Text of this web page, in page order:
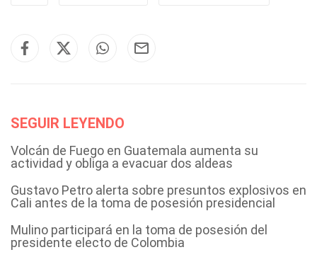
SEGUIR LEYENDO
Volcán de Fuego en Guatemala aumenta su
actividad y obliga a evacuar dos aldeas
Gustavo Petro alerta sobre presuntos explosivos en
Cali antes de la toma de posesión presidencial
Mulino participará en la toma de posesión del
presidente electo de Colombia